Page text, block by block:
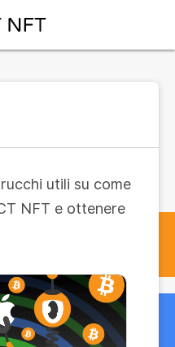
utili su come
NFT e ottenere